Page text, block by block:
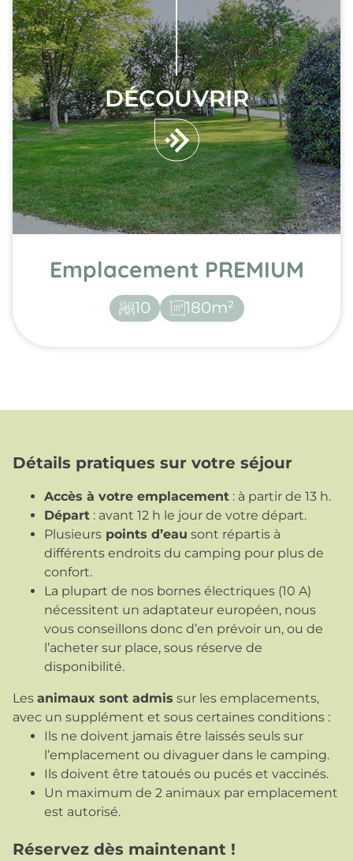
DÉCOUVRIR
Emplacement PREMIUM
10 180m²
Détails pratiques sur votre séjour
Accès à votre emplacement : à partir de 13 h.
Départ : avant 12 h le jour de votre départ.
Plusieurs points d’eau sont répartis à
différents endroits du camping pour plus de
confort.
La plupart de nos bornes électriques (10 A)
nécessitent un adaptateur européen, nous
vous conseillons donc d’en prévoir un, ou de
l’acheter sur place, sous réserve de
disponibilité.
Les animaux sont admis sur les emplacements,
avec un supplément et sous certaines conditions :
Ils ne doivent jamais être laissés seuls sur
l’emplacement ou divaguer dans le camping.
Ils doivent être tatoués ou pucés et vaccinés.
Un maximum de 2 animaux par emplacement
est autorisé.
Réservez dès maintenant !